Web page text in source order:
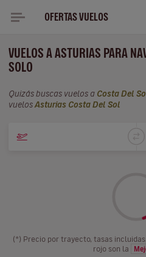
OFERTAS VUELOS
VUELOS A ASTURIAS PARA
SOLO
Quizás buscas vuelos a Costa Del
vuelos Asturias Costa Del Sol
(*) Precio por trayecto, tasas
rojo son la